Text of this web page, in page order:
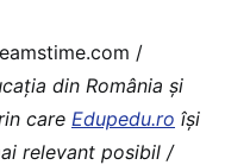
/
din România şi
care Edupedu.ro îşi
relevant posibil /